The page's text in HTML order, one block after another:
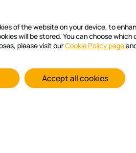
Όροι χρήσης διαχειριστή
Όροι Χρήσης ιδιοκτήτη
of the website on your device, to
will be stored. You can choose
please visit ourCookie Policy page
Accept all cookies